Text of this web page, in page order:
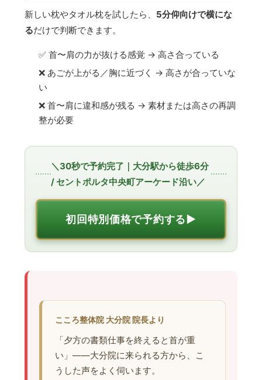
新しい枕やタオル枕を試したら、 5分仰向けで横にな
るだけで判断できます。
✅ 首〜肩の力が抜ける感覚 → 高さ合っている
❌ あごが上がる／胸に近づく → 高さが合っていな
い
❌ 首〜肩に違和感が残る → 素材または高さの再調
整が必要
＼30秒で予約完了｜大分駅から徒歩6分
/ セントポルタ中央町アーケード沿い／
初回特別価格で予約する▶︎
こころ整体院 大分院 院長より
「夕方の書類仕事を終えると首が重
い」——大分院に来られる方から、こ
うした声をよく伺います。